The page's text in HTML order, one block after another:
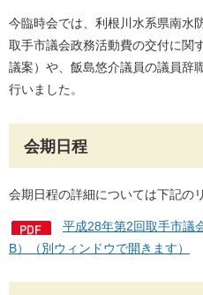
今臨時会では、利根川水系県南水
取手市議会政務活動費の交付に関
議案）や、飯島悠介議員の議員辞
行いました。
会期日程
会期日程の詳細については下記の
平成28年第2回取手市議
B）（別ウィンドウで開きます）